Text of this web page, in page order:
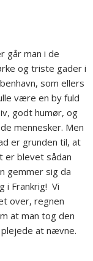
går man i de
og triste gader i
som ellers
være en by fuld
godt humør, og
mennesker. Men
er grunden til, at
er blevet sådan
gemmer sig da
i Frankrig! Vi
over, regnen
at man tog den
at nævne.